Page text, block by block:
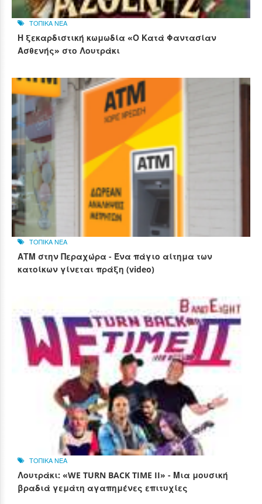
ΤΟΠΙΚΑ ΝΕΑ
Η ξεκαρδιστική κωμωδία «Ο Κατά Φαντασίαν
Ασθενής» στο Λουτράκι
ΤΟΠΙΚΑ ΝΕΑ
ΑΤΜ στην Περαχώρα - Ένα πάγιο αίτημα των
κατοίκων γίνεται πράξη (video)
ΤΟΠΙΚΑ ΝΕΑ
Λουτράκι: «WE TURN BACK TIME II» - Μια μουσική
βραδιά γεμάτη αγαπημένες επιτυχίες